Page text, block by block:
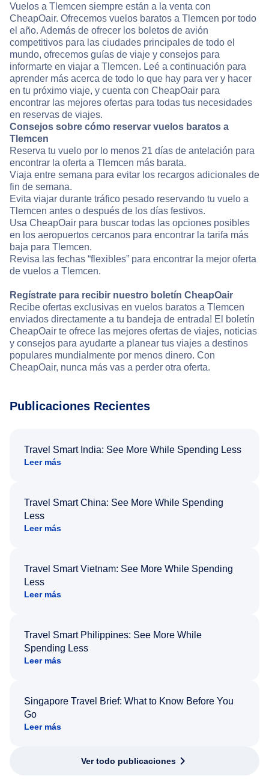
Vuelos a Tlemcen siempre están a la venta con
CheapOair. Ofrecemos vuelos baratos a Tlemcen por todo
el año. Además de ofrecer los boletos de avión
competitivos para las ciudades principales de todo el
mundo, ofrecemos guías de viaje y consejos para
informarte en viajar a Tlemcen. Leé a continuación para
aprender más acerca de todo lo que hay para ver y hacer
en tu próximo viaje, y cuenta con CheapOair para
encontrar las mejores ofertas para todas tus necesidades
en reservas de viajes.
Consejos sobre cómo reservar vuelos baratos a
Tlemcen
Reserva tu vuelo por lo menos 21 días de antelación para
encontrar la oferta a Tlemcen más barata.
Viaja entre semana para evitar los recargos adicionales de
fin de semana.
Evita viajar durante tráfico pesado reservando tu vuelo a
Tlemcen antes o después de los días festivos.
Usa CheapOair para buscar todas las opciones posibles
en los aeropuertos cercanos para encontrar la tarifa más
baja para Tlemcen.
Revisa las fechas “flexibles” para encontrar la mejor oferta
de vuelos a Tlemcen.
Regístrate para recibir nuestro boletín CheapOair
Recibe ofertas exclusivas en vuelos baratos a Tlemcen
enviados directamente a tu bandeja de entrada! El boletín
CheapOair te ofrece las mejores ofertas de viajes, noticias
y consejos para ayudarte a planear tus viajes a destinos
populares mundialmente por menos dinero. Con
CheapOair, nunca más vas a perder otra oferta.
Publicaciones Recientes
Travel Smart India: See More While Spending Less
Leer más
Travel Smart China: See More While Spending
Less
Leer más
Travel Smart Vietnam: See More While Spending
Less
Leer más
Travel Smart Philippines: See More While
Spending Less
Leer más
Singapore Travel Brief: What to Know Before You
Go
Leer más
Ver todo publicaciones